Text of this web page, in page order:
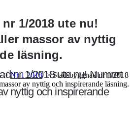
1/2018 ute nu!
massor av nyttig
läsning.
>Nr 1 2018 >Stadsbyggnad nr 1/2018
av nyttig och inspirerande läsning.
nr 1/2018 ute nu! Numret
nyttig och inspirerande